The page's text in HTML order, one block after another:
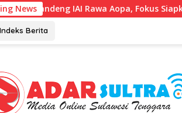
News
Aopa, Fokus Siapkan Lulusan Siap
Indeks Berita